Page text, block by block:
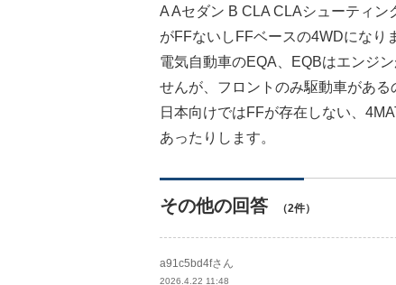
A Aセダン B CLA CLAシューティン
がFFないしFFベースの4WDになり
電気自動車のEQA、EQBはエンジ
せんが、フロントのみ駆動車がある
日本向けではFFが存在しない、
あったりします。
その他の回答 （2件）
a91c5bd4fさん
2026.4.22 11:48